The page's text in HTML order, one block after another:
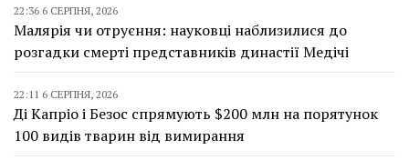
22:36 6 СЕРПНЯ, 2026
Малярія чи отруєння: науковці наблизилися до
розгадки смерті представників династії Медічі
22:11 6 СЕРПНЯ, 2026
Ді Капріо і Безос спрямують $200 млн на порятунок
100 видів тварин від вимирання